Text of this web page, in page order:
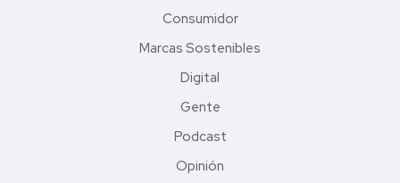
Consumidor
Marcas Sostenibles
Digital
Gente
Podcast
Opinión